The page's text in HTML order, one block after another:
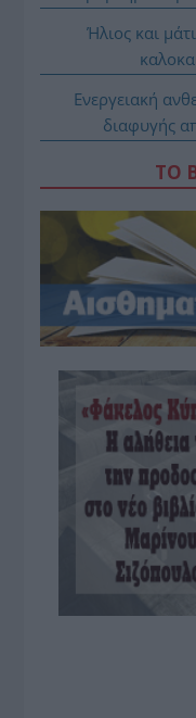
Ήλιος και
Ενεργειακή
διαφυγής
ΤΟ